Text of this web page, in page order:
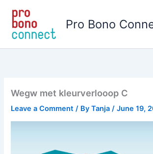
content
Pro Bono
Wegw met kleurverlooop C
Leave a Comment / ByTanja/June 19,